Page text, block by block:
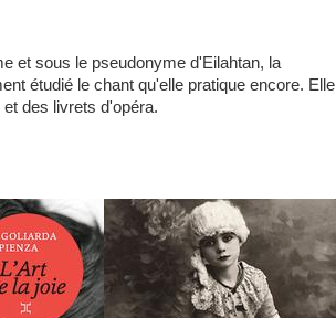
et sous le pseudonyme d'Eilahtan, la
étudié le chant qu'elle pratique encore. Elle
des livrets d'opéra.